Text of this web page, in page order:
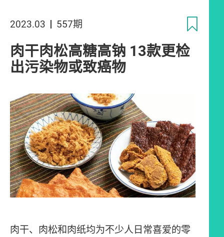
2023.03 557期
肉干肉松高糖高钠 13款更检
出污染物或致癌物
肉干、肉松和肉纸均为不少人日常喜爱的零